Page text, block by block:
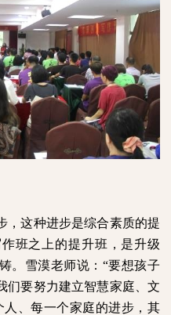
，这种进步是综合素质的提
班之上的提升班，是升级
。雪漠老师说：“要想孩子
们要努力建立智慧家庭、文
、每一个家庭的进步，其